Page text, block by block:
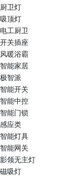
厨卫灯
吸顶灯
电工厨卫
开关插座
风暖浴霸
智能家居
极智派
智能开关
智能中控
智能门锁
感应类
智能灯具
智能网关
影领无主灯
磁吸灯